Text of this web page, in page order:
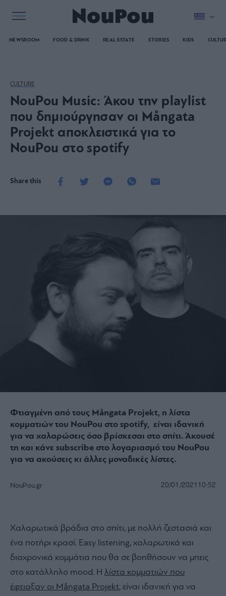
NEWSROOM FOOD & DRINK REAL ESTATE STORIES KIDS
CULTURE
NouPou Music: Άκου την playlist
που δημιούργησαν οι Mångata
Projekt αποκλειστικά για το
NouPou στο spotify
Share this
Φτιαγμένη από τους Mångata Projekt, η λίστα
κομματιών του NouPou στο spotify, είναι ιδανική
για να χαλαρώσεις όσο βρίσκεσαι στο σπίτι. Άκουσέ
τη και κάνε subscribe στο λογαριασμό του NouPou
για να ακούσεις κι άλλες μοναδικές λίστες.
NouPou.gr 20/01/2021 10:52
Χαλαρωτικά βράδια στο σπίτι, με πολλή ζεστασιά και
ένα ποτήρι κρασί. Εasy listening, χαλαρωτικά και
διαχρονικά κομμάτια που θα σε βοηθήσουν να μπεις
στο κατάλληλο mood. Η λίστα κομματιών που
έφτιαξαν οι Mångata Projekt, είναι ιδανική για να